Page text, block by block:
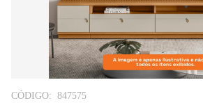
CÓDIGO: 847575